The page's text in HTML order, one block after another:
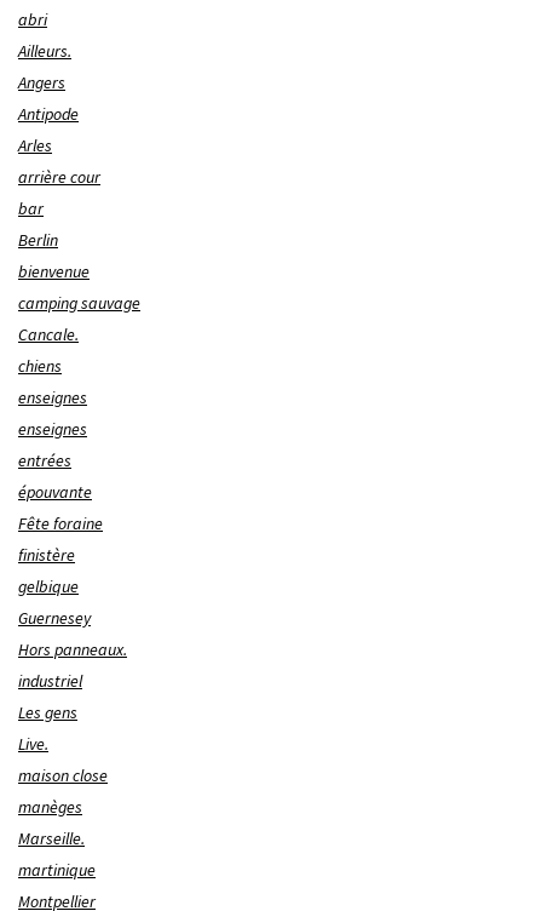
abri
Ailleurs.
Angers
Antipode
Arles
arrière cour
bar
Berlin
bienvenue
camping sauvage
Cancale.
chiens
enseignes
enseignes
entrées
épouvante
Fête foraine
finistère
gelbique
Guernesey
Hors panneaux.
industriel
Les gens
Live.
maison close
manèges
Marseille.
martinique
Montpellier